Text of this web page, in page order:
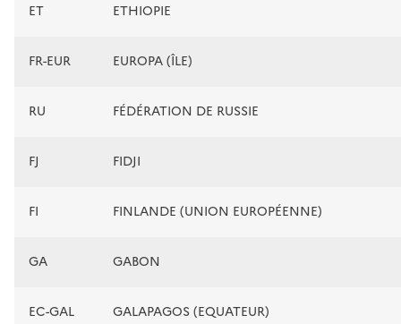
ET ETHIOPIE
FR-EUR EUROPA (ÎLE)
RU FÉDÉRATION DE RUSSIE
FJ FIDJI
FI FINLANDE (UNION EUROPÉENNE)
GA GABON
EC-GAL GALAPAGOS (EQUATEUR)